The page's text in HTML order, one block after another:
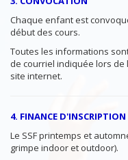
Chaque enfant est
début des cours.
Toutes les informations
de courriel indiquée lors de
site internet.
4. FINANCE D'INSCRIPTION
Le SSF printemps et
grimpe indoor et outdoor).